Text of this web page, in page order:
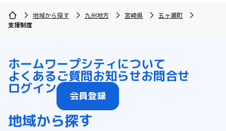
地域から探す 九州地方 宮崎県
五ヶ瀬町
支援制度
ホームワープシティについて
よくあるご質問お知らせお問合せ
ログイン 会員登録
地域から探す